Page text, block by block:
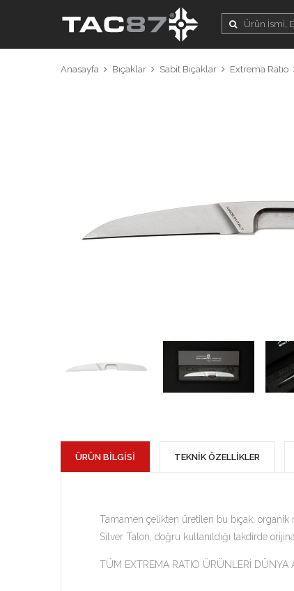
Anasayfa Bıçaklar Sabit Bıçaklar Extrema Ratıo
ÜRÜN BİLGİSİ TEKNİK ÖZELLİKLER
Tamamen çelikten üretilen bu bıçak, organik
Silver Talon, doğru kullanıldığı takdirde
TÜM EXTREMA RATIO ÜRÜNLERİ DÜNYA